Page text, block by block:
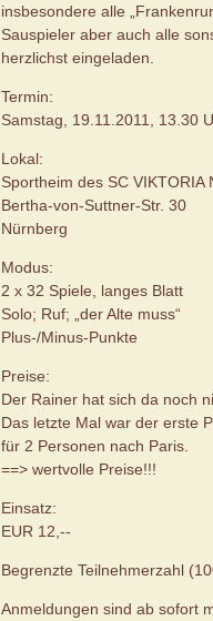
insbesondere alle
Sauspieler aber auch alle
herzlichst eingeladen.
Termin:
Samstag, 19.11.2011, 13.30
Lokal:
Sportheim des SC VIKTORIA
Bertha-von-Suttner-Str. 30
Nürnberg
Modus:
2 x 32 Spiele, langes Blatt
Solo; Ruf; „der Alte muss“
Plus-/Minus-Punkte
Preise:
Der Rainer hat sich da noch
Das letzte Mal war der erste
für 2 Personen nach Paris.
==> wertvolle Preise!!!
Einsatz:
EUR 12,--
Begrenzte Teilnehmerzahl
Anmeldungen sind ab sofort